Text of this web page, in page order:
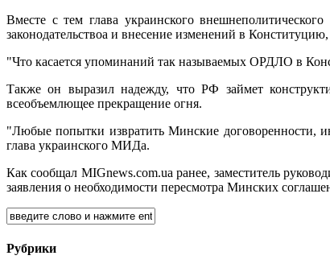
Вместе с тем глава украинского
законодательствоа и внесение изменений в
"Что касается упоминаний так называемых ОРДЛО в
Также он выразил надежду, что РФ займет
всеобъемлющее прекращение огня.
"Любые попытки извратить Минские договоренности,
глава украинского МИДа.
Как сообщал MIGnews.com.ua ранее, заместитель
заявления о необходимости пересмотра Минских
Рубрики